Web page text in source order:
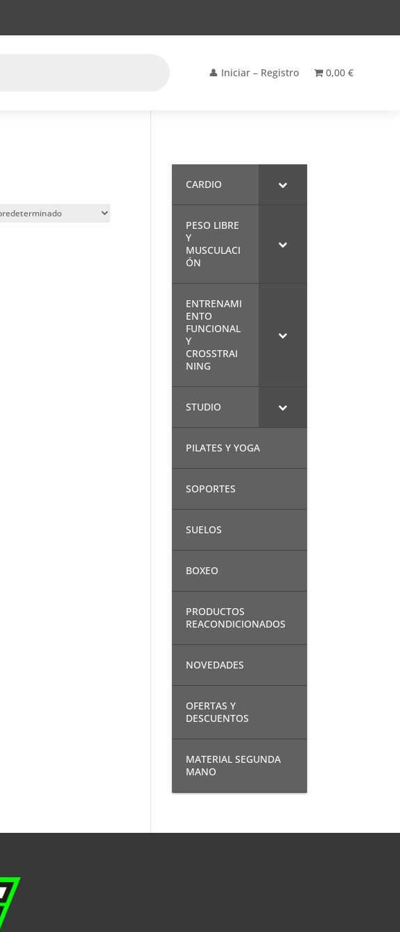
👤 Iniciar – Registro 0,00 €
CARDIO
PESO LIBRE
Y
MUSCULACI
ÓN
ENTRENAMI
ENTO
FUNCIONAL
Y
CROSSTRAI
NING
STUDIO
PILATES Y YOGA
SOPORTES
SUELOS
BOXEO
PRODUCTOS
REACONDICIONADOS
NOVEDADES
OFERTAS Y
DESCUENTOS
MATERIAL SEGUNDA
MANO